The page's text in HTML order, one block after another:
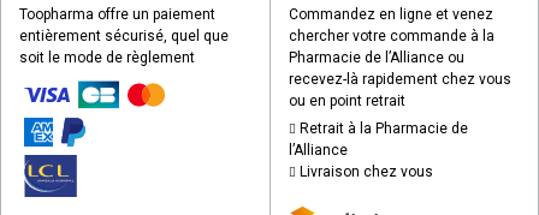
Toopharma offre un paiement
entièrement sécurisé, quel que
soit le mode de règlement
Commandez en ligne et venez
chercher votre commande à la
Pharmacie de l’Alliance ou
recevez-là rapidement chez vous
ou en point retrait
Retrait à la Pharmacie de
l’Alliance
Livraison chez vous